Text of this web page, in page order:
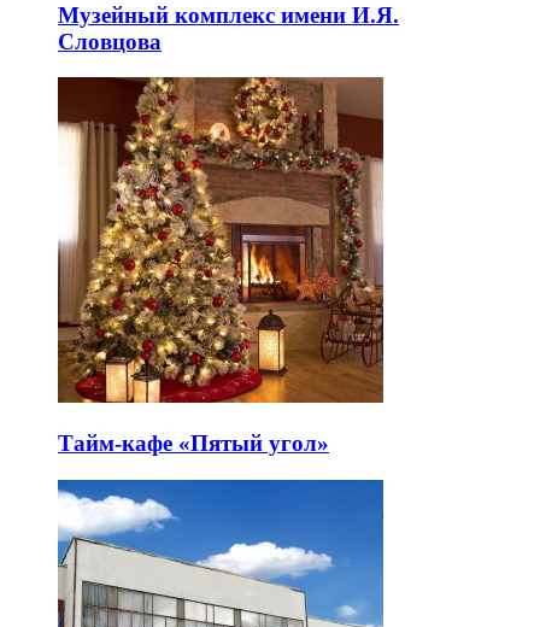
Музейный комплекс имени И.Я.
Словцова
Тайм-кафе «Пятый угол»